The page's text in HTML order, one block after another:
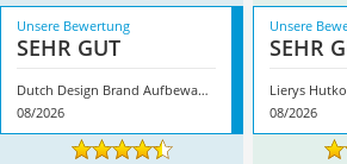
Unsere Bewertung
SEHR GUT
Dutch Design Brand Aufbewahrungsboxen
08/2026
Unsere
SEHR
Lierys
08/2026